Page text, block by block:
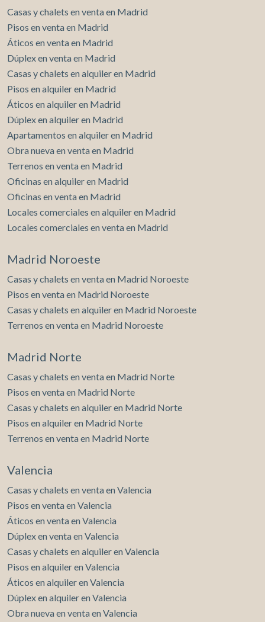
Casas y chalets en venta en Madrid
Pisos en venta en Madrid
Áticos en venta en Madrid
Dúplex en venta en Madrid
Casas y chalets en alquiler en Madrid
Pisos en alquiler en Madrid
Áticos en alquiler en Madrid
Dúplex en alquiler en Madrid
Apartamentos en alquiler en Madrid
Obra nueva en venta en Madrid
Terrenos en venta en Madrid
Oficinas en alquiler en Madrid
Oficinas en venta en Madrid
Locales comerciales en alquiler en Madrid
Locales comerciales en venta en Madrid
Madrid Noroeste
Casas y chalets en venta en Madrid Noroeste
Pisos en venta en Madrid Noroeste
Casas y chalets en alquiler en Madrid Noroeste
Terrenos en venta en Madrid Noroeste
Madrid Norte
Casas y chalets en venta en Madrid Norte
Pisos en venta en Madrid Norte
Casas y chalets en alquiler en Madrid Norte
Pisos en alquiler en Madrid Norte
Terrenos en venta en Madrid Norte
Valencia
Casas y chalets en venta en Valencia
Pisos en venta en Valencia
Áticos en venta en Valencia
Dúplex en venta en Valencia
Casas y chalets en alquiler en Valencia
Pisos en alquiler en Valencia
Áticos en alquiler en Valencia
Dúplex en alquiler en Valencia
Obra nueva en venta en Valencia